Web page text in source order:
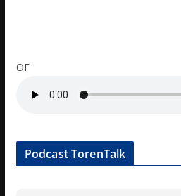
OF
Podcast TorenTalk